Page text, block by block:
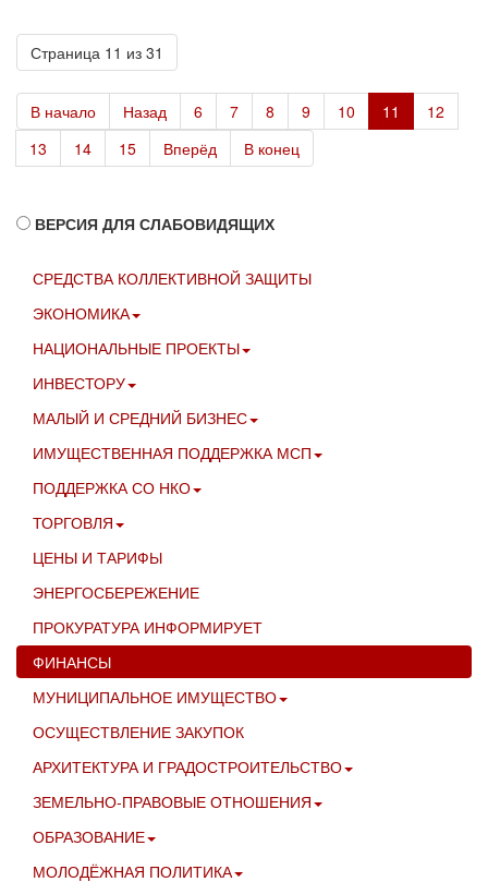
Страница 11 из 31
В начало Назад 6 7 8 9 10 11
12
13
14 15 Вперёд В конец
ВЕРСИЯ ДЛЯ СЛАБОВИДЯЩИХ
СРЕДСТВА КОЛЛЕКТИВНОЙ ЗАЩИТЫ
ЭКОНОМИКА
НАЦИОНАЛЬНЫЕ ПРОЕКТЫ
ИНВЕСТОРУ
МАЛЫЙ И СРЕДНИЙ БИЗНЕС
ИМУЩЕСТВЕННАЯ ПОДДЕРЖКА МСП
ПОДДЕРЖКА СО НКО
ТОРГОВЛЯ
ЦЕНЫ И ТАРИФЫ
ЭНЕРГОСБЕРЕЖЕНИЕ
ПРОКУРАТУРА ИНФОРМИРУЕТ
ФИНАНСЫ
МУНИЦИПАЛЬНОЕ ИМУЩЕСТВО
ОСУЩЕСТВЛЕНИЕ ЗАКУПОК
АРХИТЕКТУРА И ГРАДОСТРОИТЕЛЬСТВО
ЗЕМЕЛЬНО-ПРАВОВЫЕ ОТНОШЕНИЯ
ОБРАЗОВАНИЕ
МОЛОДЁЖНАЯ ПОЛИТИКА